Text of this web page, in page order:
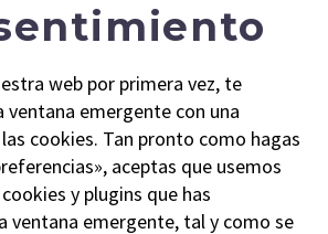
service
web por primera vez, te
emergente con una
cookies. Tan pronto como hagas
aceptas que usemos
y plugins que has
ventana emergente, tal y como se